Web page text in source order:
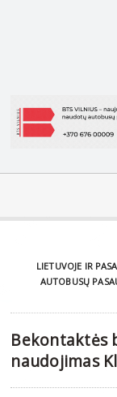
LIETUVOJE IR
AUTOBUSŲ
Bekontaktės
naudojimas